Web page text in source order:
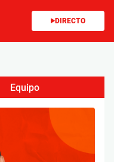
DIRECTO
Equipo